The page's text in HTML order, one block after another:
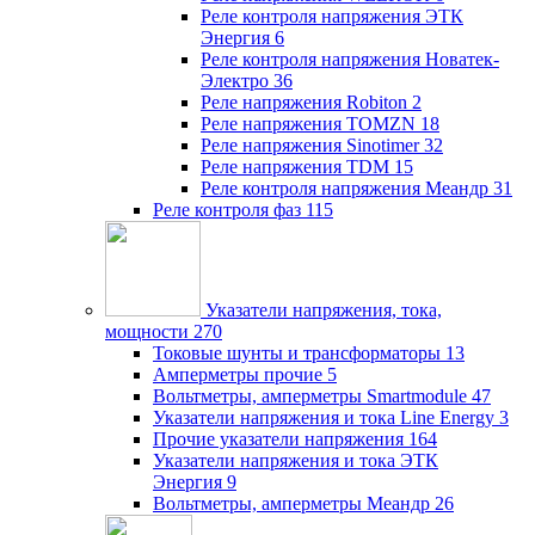
Реле контроля напряжения ЭТК
Энергия 6
Реле контроля напряжения Новатек-
Электро 36
Реле напряжения Robiton 2
Реле напряжения TOMZN 18
Реле напряжения Sinotimer 32
Реле напряжения TDM 15
Реле контроля напряжения Меандр 31
Реле контроля фаз 115
Указатели напряжения, тока,
мощности 270
Токовые шунты и трансформаторы 13
Амперметры прочие 5
Вольтметры, амперметры Smartmodule 47
Указатели напряжения и тока Line Energy 3
Прочие указатели напряжения 164
Указатели напряжения и тока ЭТК
Энергия 9
Вольтметры, амперметры Меандр 26